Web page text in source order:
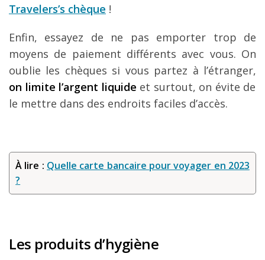
Travelers’s chèque !
Enfin, essayez de ne pas emporter trop de
moyens de paiement différents avec vous. On
oublie les chèques si vous partez à l’étranger,
on limite l’argent liquide et surtout, on évite de
le mettre dans des endroits faciles d’accès.
À lire : Quelle carte bancaire pour voyager en 2023
?
Les produits d’hygiène